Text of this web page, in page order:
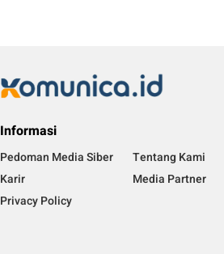
Informasi
Pedoman Media Siber Tentang Kami
Karir
Media Partner
Privacy Policy